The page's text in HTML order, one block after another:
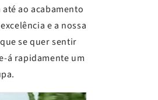
ao acabamento
e a nossa
se quer sentir
á rapidamente um